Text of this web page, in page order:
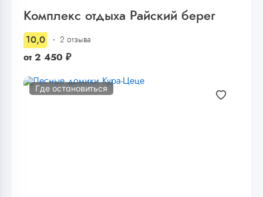
Комплекс отдыха Райский берег
10,0 2 отзыва
от 2 450 ₽
Где остановиться